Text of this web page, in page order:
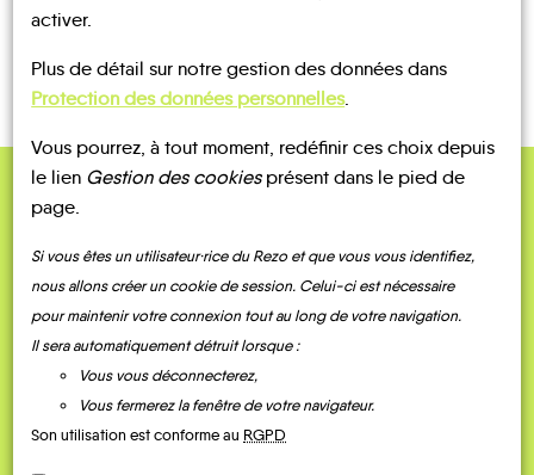
QUELQUES
Témoignages
activer.
Plus de détail sur notre gestion des données dans
Protection des données personnelles.
Vous pourrez, à tout moment, redéfinir ces choix depuis
le lien Gestion des cookiesprésent dans le pied de
page.
Si vous êtes un utilisateur·rice du Rezo et que vous vous identifiez,
nous allons créer un cookie de session. Celui-ci est nécessaire
pour maintenir votre connexion tout au long de votre navigation.
Il sera automatiquement détruit lorsque :
Vous vous déconnecterez,
Vous fermerez la fenêtre de votre navigateur.
Son utilisation est conforme au RGPD